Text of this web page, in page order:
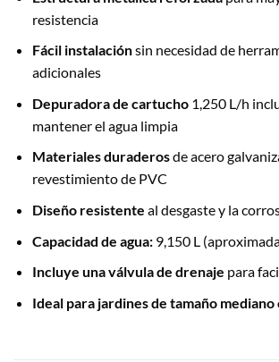
resistencia
Fácil instalaciónsin necesidad de
adicionales
Depuradora de cartucho1,250 L/h
mantener el agua limpia
Materiales duraderosde acero
revestimiento de PVC
Diseño resistente al desgaste y la
Capacidad de agua:9,150 L
Incluye una válvula de drenaje para
Ideal para jardines de tamaño mediano